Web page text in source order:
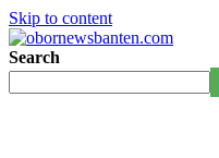
Skip to content
Search